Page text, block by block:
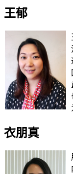
王郁
衣朋真